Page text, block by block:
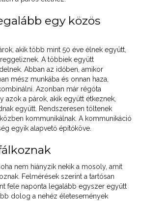
egy közös
akik több mint 50 éve élnek együtt,
A többiek együtt
Abban az időben, amikor
mész munkába és onnan haza,
Azonban már régóta
azok a párok, akik együtt étkeznek,
együtt. Rendszeresen töltenek
kommunikálnak. A kommunikáció
egyik alapvető építőköve.
nem hiányzik nekik a mosoly, amit
Felmérések szerint a tartósan
fele naponta legalább egyszer együtt
dolog a nehéz életesemények